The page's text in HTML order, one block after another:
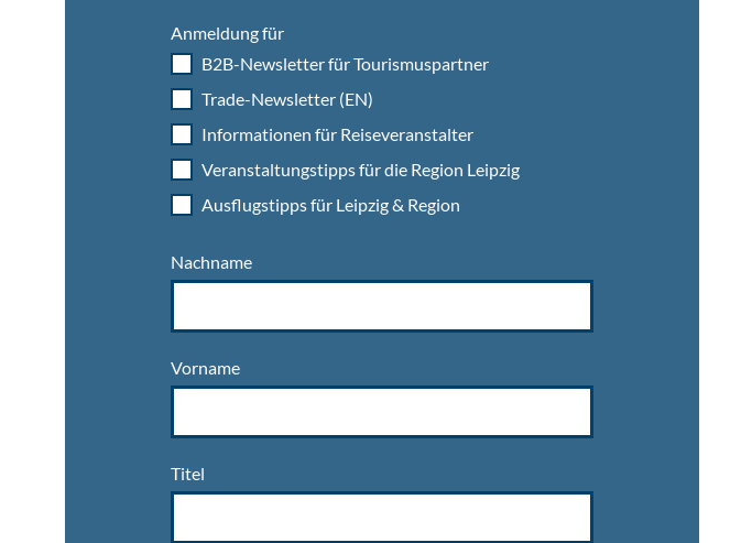
Anmeldung für
B2B-Newsletter für Tourismuspartner
Trade-Newsletter (EN)
Informationen für Reiseveranstalter
Veranstaltungstipps für die Region Leipzig
Ausflugstipps für Leipzig & Region
Nachname
Vorname
Titel